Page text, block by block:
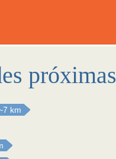
próximas
km